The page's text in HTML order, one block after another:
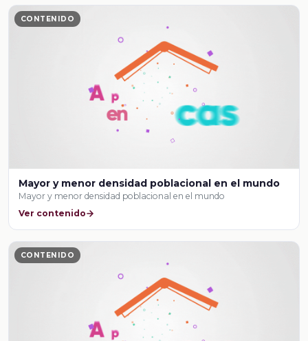
CONTENIDO
Mayor y menor densidad poblacional en el mundo
Mayor y menor densidad poblacional en el mundo
Ver contenido
CONTENIDO